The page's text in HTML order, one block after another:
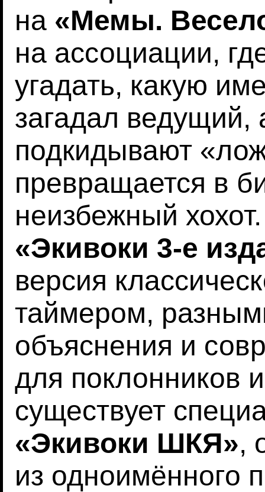
на «Мемы.
на ассоциации,
угадать, какую
загадал ведущий,
подкидывают
превращается в
неизбежный
«Экивоки 3-е
версия
таймером,
объяснения и
для поклонников
существует
«Экивоки ШКЯ»,
из одноимённого